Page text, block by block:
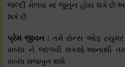
જલ્દી મેળવા માં જુનુન હોય શકે છે.આ
શકે છે.
પ્રેમ જીવન : તમે સેન્સ ઓફ હ્યુમર
સબંધ ને જાળવી શકશો.આનાથી
સબંધ મજબુત થશે.